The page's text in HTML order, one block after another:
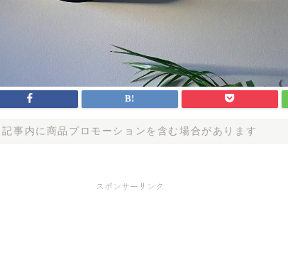
記事内に商品プロモーションを含む場合があります
スポンサーリンク